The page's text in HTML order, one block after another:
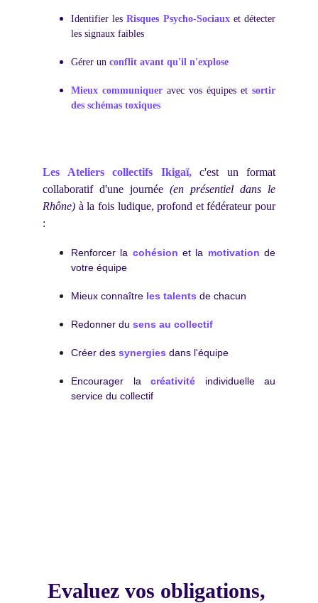
Identifier les Risques Psycho-Sociaux et détecter
les signaux faibles
Gérer un conflit avant qu'il n'explose
Mieux communiquer avec vos équipes et sortir
des schémas toxiques
Les Ateliers collectifs Ikigaï,
c'est un format
collaboratif d'une journée (en présentiel dans le
Rhône) à la fois ludique, profond et fédérateur pour
:
Renforcer la cohésion et la motivation de
votre équipe
Mieux connaître les talents de chacun
Redonner du sens au collectif
Créer des synergies dans l'équipe
Encourager la créativité individuelle au
service du collectif
Evaluez vos obligations,